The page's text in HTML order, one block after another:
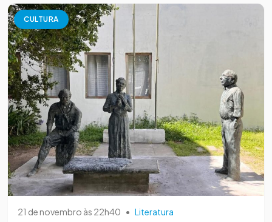
CULTURA
21 de novembro às 22h40 • Literatura